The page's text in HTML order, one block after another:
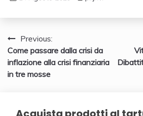
Navigazione
articoli
Previous:
Come passare dalla crisi da
inflazione alla crisi finanziaria
in tre mosse